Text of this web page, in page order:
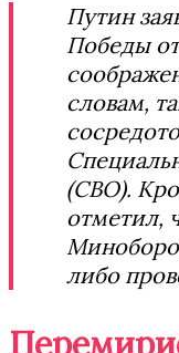
Путин
Победы
словам,
(СВО).
отметил,
либо